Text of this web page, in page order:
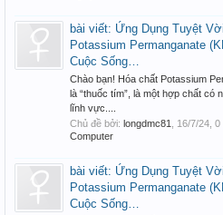
bài viết: Ứng Dụng Tuyệt
Potassium Permanganate
Cuộc Sống…
Chào bạn! Hóa chất Potassium
là “thuốc tím”, là một hợp chất có
lĩnh vực....
Chủ đề bởi: longdmc81 16/7/24 ,
Computer
bài viết: Ứng Dụng Tuyệt
Potassium Permanganate
Cuộc Sống…